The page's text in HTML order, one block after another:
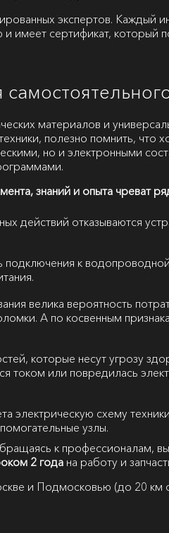
экспертов. Каждый
имеет сертификат, который
материалов и
полезно помнить, что
но и электронными
знаний и опыта чреват
действий отказываются
к
велика вероятность
А по косвенным
которые несут угрозу
током или повредилась
электрическую схему
узлы.
к профессионалам,
2 года на работу и
и Подмосковью (до 20